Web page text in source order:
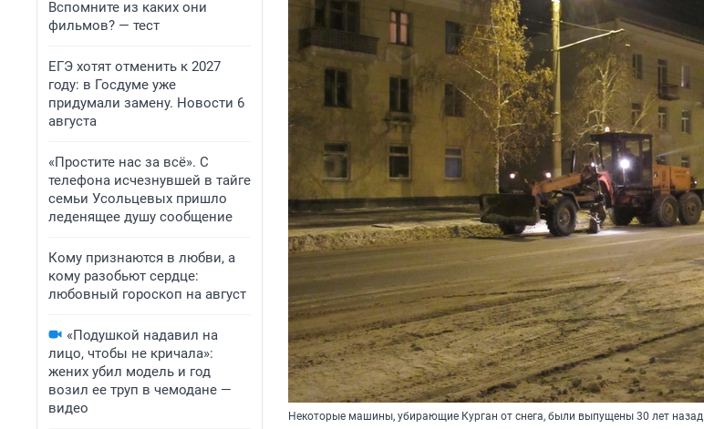
Вспомните из каких они
фильмов? — тест
ЕГЭ хотят отменить к 2027
году: в Госдуме уже
придумали замену. Новости 6
августа
«Простите нас за всё». С
телефона исчезнувшей в тайге
семьи Усольцевых пришло
леденящее душу сообщение
Кому признаются в любви, а
кому разобьют сердце:
любовный гороскоп на август
«Подушкой надавил на
лицо, чтобы не кричала»:
жених убил модель и год
возил ее труп в чемодане —
видео
Некоторые машины, убирающие Курган от снега, были выпущены 30 лет назад